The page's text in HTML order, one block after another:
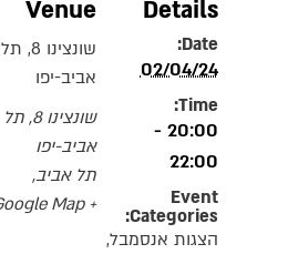
Details
Date:
02/04/24
Time:
20:00 -
22:00
Event
Categories:
הצגות אנסמבל,
Venue
שונצינו 8, תל
אביב-יפו
שונצינו 8, תל
אביב-יפו
תל אביב,
+ Google Map